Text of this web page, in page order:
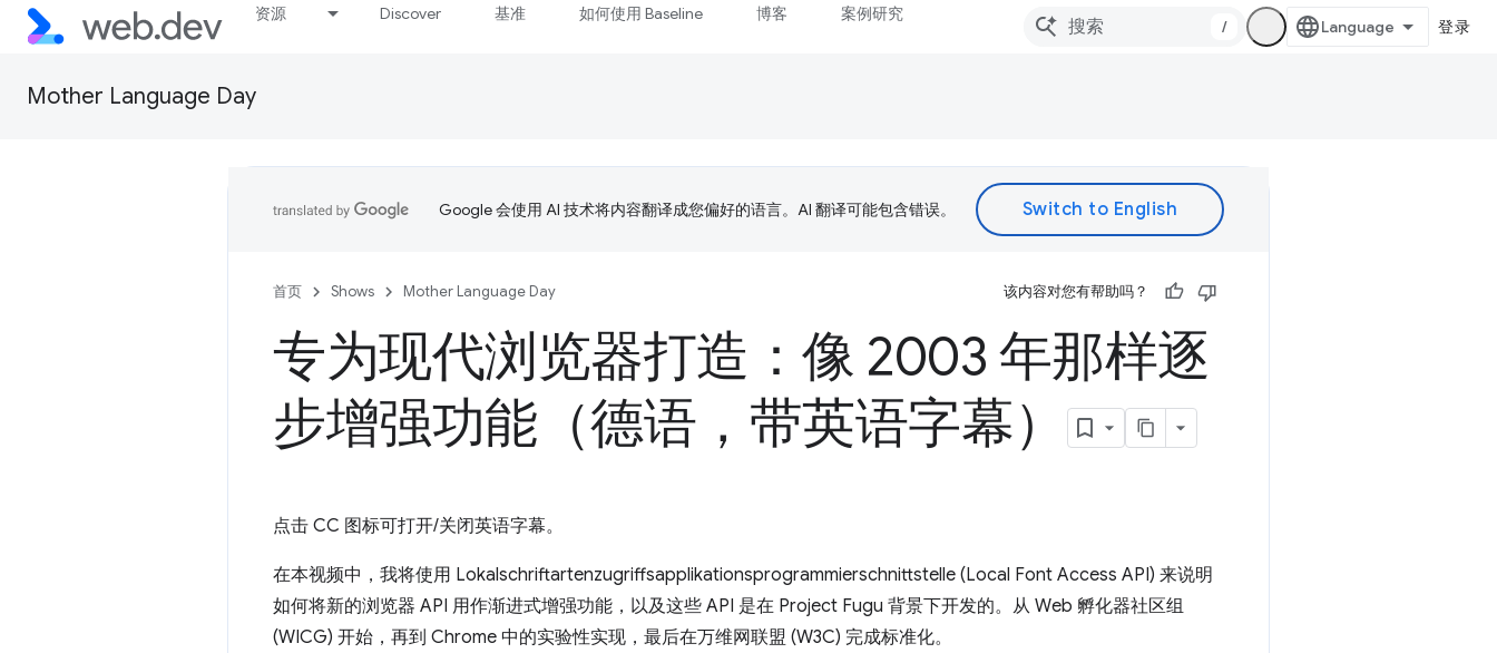
资源 Discover 基准 如何使用 Baseline 博客 案例研究
/ 登录
Mother Language Day
Google 会使用 AI 技术将内容翻译成您偏好的语言。AI 翻译可能包含错误。
首页 Shows Mother Language Day 该内容对您有帮助吗？
专为现代浏览器打造：像 2003 年那样逐
步增强功能（德语，带英语字幕）
点击 CC 图标可打开/关闭英语字幕。
在本视频中，我将使用 Lokalschriftartenzugriffsapplikationsprogrammierschnittstelle (Local Font Access API) 来说明
如何将新的浏览器 API 用作渐进式增强功能，以及这些 API 是在 Project Fugu 背景下开发的。从 Web 孵化器社区组
(WICG) 开始，再到 Chrome 中的实验性实现，最后在万维网联盟 (W3C) 完成标准化。